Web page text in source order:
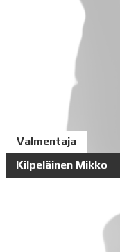
Valmentaja
Kilpeläinen Mikko